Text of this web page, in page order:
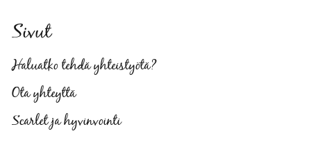
Sivut
Haluatko tehdä yhteistyötä?
Ota yhteyttä
Scarlet ja hyvinvointi